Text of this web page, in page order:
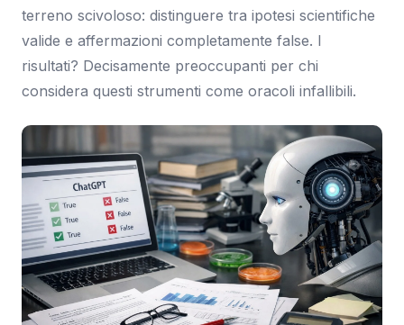
terreno scivoloso: distinguere tra ipotesi scientifiche
valide e affermazioni completamente false. I
risultati? Decisamente preoccupanti per chi
considera questi strumenti come oracoli infallibili.